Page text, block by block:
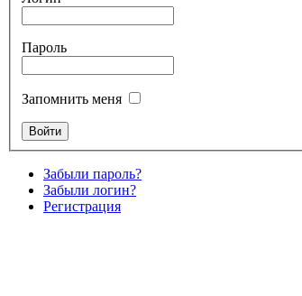
Пароль
Запомнить меня
Забыли пароль?
Забыли логин?
Регистрация